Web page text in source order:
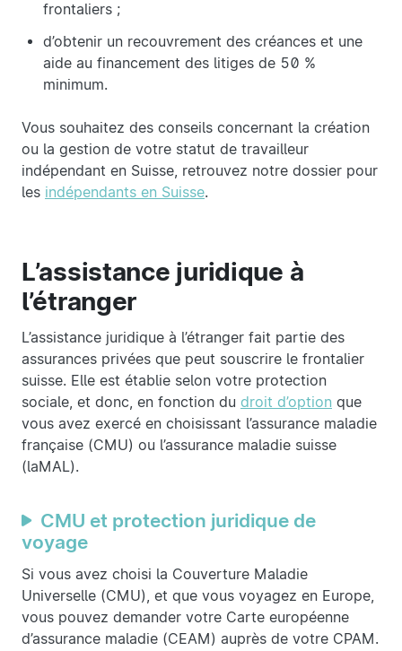
frontaliers ;
d’obtenir un recouvrement des créances et une
aide au financement des litiges de 50 %
minimum.
Vous souhaitez des conseils concernant la création
ou la gestion de votre statut de travailleur
indépendant en Suisse, retrouvez notre dossier pour
les indépendants en Suisse.
L’assistance juridique à
l’étranger
L’assistance juridique à l’étranger fait partie des
assurances privées que peut souscrire le frontalier
suisse. Elle est établie selon votre protection
sociale, et donc, en fonction du droit d’option que
vous avez exercé en choisissant l’assurance maladie
française (CMU) ou l’assurance maladie suisse
(laMAL).
CMU et protection juridique de
voyage
Si vous avez choisi la Couverture Maladie
Universelle (CMU), et que vous voyagez en Europe,
vous pouvez demander votre Carte européenne
d’assurance maladie (CEAM) auprès de votre CPAM.